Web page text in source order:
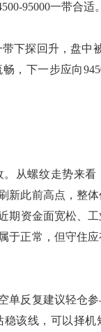
95000一带合适。
下探回升，盘中
，下一步应向
从螺纹走势来看
新此前高点，整
期资金面宽松、工
于正常，但守住
反复建议轻仓参
该线，可以择机